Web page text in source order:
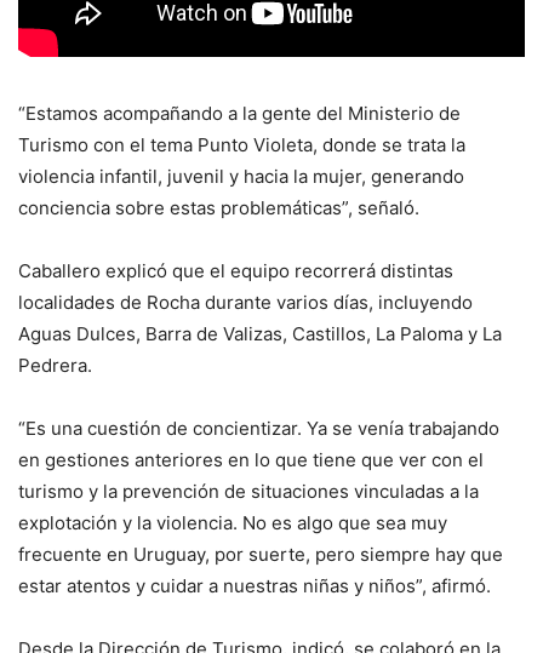
“Estamos acompañando a la gente del Ministerio de
Turismo con el tema Punto Violeta, donde se trata la
violencia infantil, juvenil y hacia la mujer, generando
conciencia sobre estas problemáticas”, señaló.
Caballero explicó que el equipo recorrerá distintas
localidades de Rocha durante varios días, incluyendo
Aguas Dulces, Barra de Valizas, Castillos, La Paloma y La
Pedrera.
“Es una cuestión de concientizar. Ya se venía trabajando
en gestiones anteriores en lo que tiene que ver con el
turismo y la prevención de situaciones vinculadas a la
explotación y la violencia. No es algo que sea muy
frecuente en Uruguay, por suerte, pero siempre hay que
estar atentos y cuidar a nuestras niñas y niños”, afirmó.